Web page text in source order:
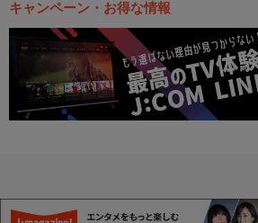
キャンペーン・お得な情報